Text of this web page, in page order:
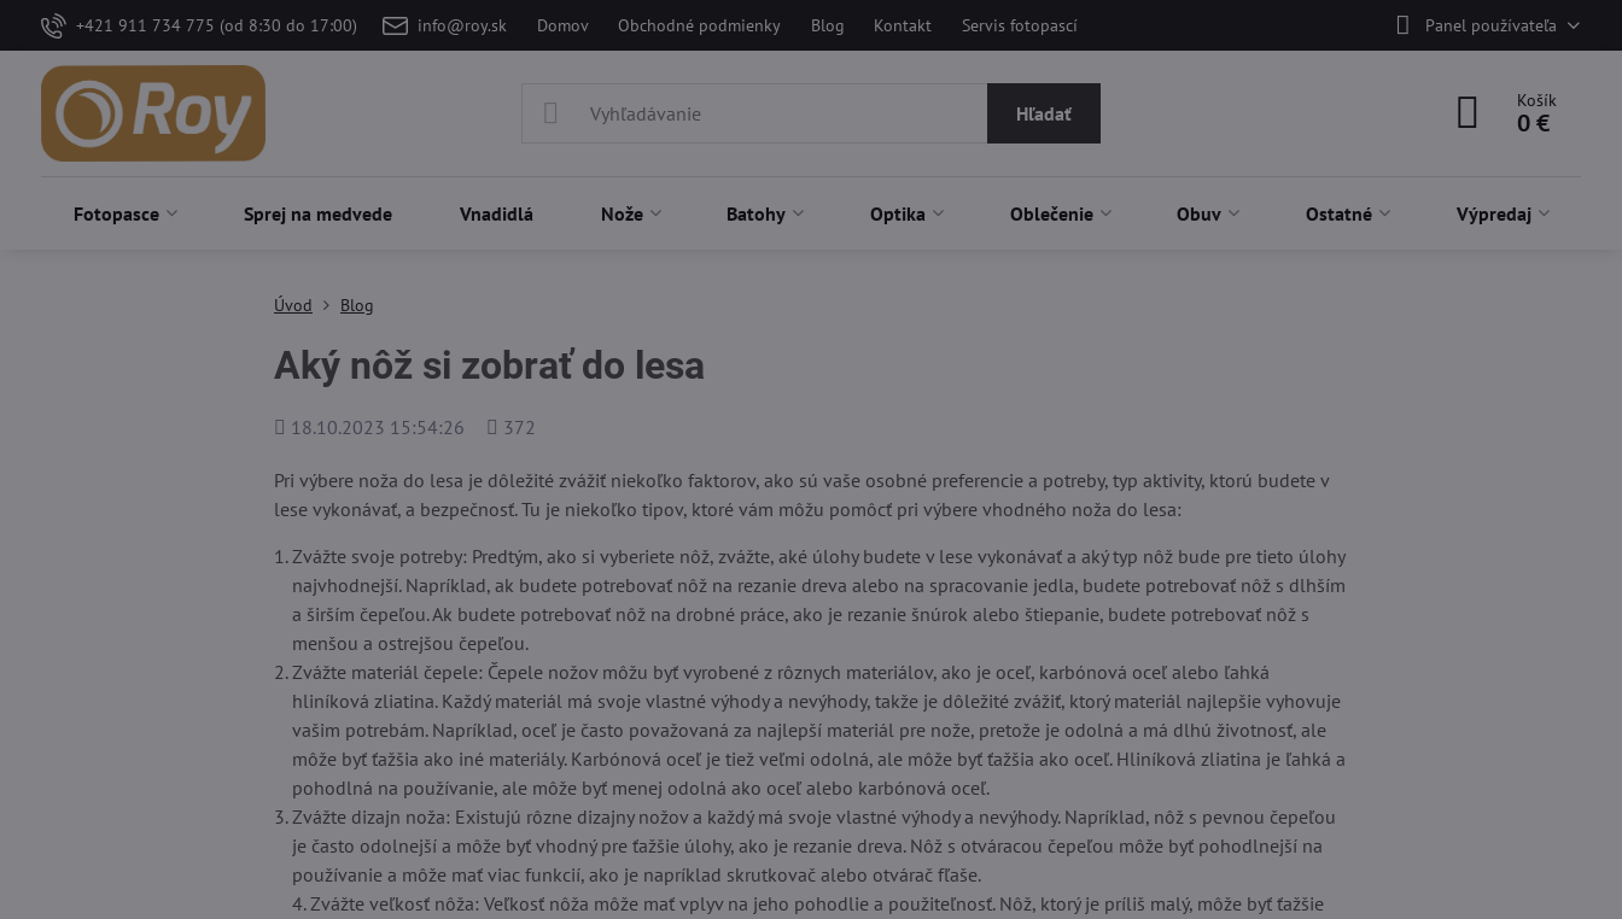
+421 911 734 775 (od 8:30 do 17:00) info@roy.sk Domov Obchodné podmienky Blog Kontakt Servis fotopascí Panel používateľa
Hľadať
Košík
0 €
Fotopasce Sprej na medvede Vnadidlá Nože Batohy Optika Oblečenie Obuv Ostatné Výpredaj
Úvod Blog
Aký nôž si zobrať do lesa
Pridané
18.10.2023 15:54:26
Počet
372
Pri výbere noža do lesa je dôležité zvážiť niekoľko faktorov, ako sú vaše osobné preferencie a potreby, typ aktivity, ktorú budete v
lese vykonávať, a bezpečnosť. Tu je niekoľko tipov, ktoré vám môžu pomôcť pri výbere vhodného noža do lesa:
Zvážte svoje potreby: Predtým, ako si vyberiete nôž, zvážte, aké úlohy budete v lese vykonávať a aký typ nôž bude pre tieto úlohy
najvhodnejší. Napríklad, ak budete potrebovať nôž na rezanie dreva alebo na spracovanie jedla, budete potrebovať nôž s dlhším
a širším čepeľou. Ak budete potrebovať nôž na drobné práce, ako je rezanie šnúrok alebo štiepanie, budete potrebovať nôž s
menšou a ostrejšou čepeľou.
Zvážte materiál čepele: Čepele nožov môžu byť vyrobené z rôznych materiálov, ako je oceľ, karbónová oceľ alebo ľahká
hliníková zliatina. Každý materiál má svoje vlastné výhody a nevýhody, takže je dôležité zvážiť, ktorý materiál najlepšie vyhovuje
vašim potrebám. Napríklad, oceľ je často považovaná za najlepší materiál pre nože, pretože je odolná a má dlhú životnosť, ale
môže byť ťažšia ako iné materiály. Karbónová oceľ je tiež veľmi odolná, ale môže byť ťažšia ako oceľ. Hliníková zliatina je ľahká a
pohodlná na používanie, ale môže byť menej odolná ako oceľ alebo karbónová oceľ.
Zvážte dizajn noža: Existujú rôzne dizajny nožov a každý má svoje vlastné výhody a nevýhody. Napríklad, nôž s pevnou čepeľou
je často odolnejší a môže byť vhodný pre ťažšie úlohy, ako je rezanie dreva. Nôž s otváracou čepeľou môže byť pohodlnejší na
používanie a môže mať viac funkcií, ako je napríklad skrutkovač alebo otvárač fľaše.
Zvážte veľkosť nôža: Veľkosť nôža môže mať vplyv na jeho pohodlie a použiteľnosť. Nôž, ktorý je príliš malý, môže byť ťažšie